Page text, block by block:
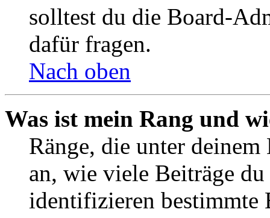
solltest du die Board-
dafür fragen.
Nach oben
Was ist mein Rang und
Ränge, die unter deinem
an, wie viele Beiträge
identifizieren bestimmte